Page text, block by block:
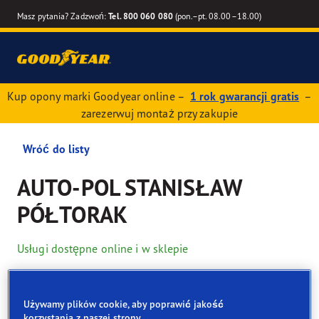
Masz pytania? Zadzwoń:Tel. 800 060 080(pon.–pt. 08.00–18.00)
Kup opony marki Goodyear online – 1 rok gwarancji gratis –
zarezerwuj montaż przy zakupie
Wróć do listy
AUTO-POL STANISŁAW
PÓŁTORAK
Usługi dostępne online i w sklepie
Dane kontaktowe Opony Usługi
Używamy plików cookie, aby poprawić jakość